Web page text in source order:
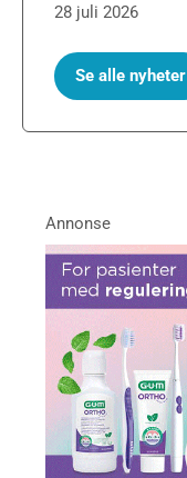
28 juli 2026
Se alle nyheter